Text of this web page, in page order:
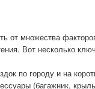
от множества
Вот несколько
по городу и на
(багажник,